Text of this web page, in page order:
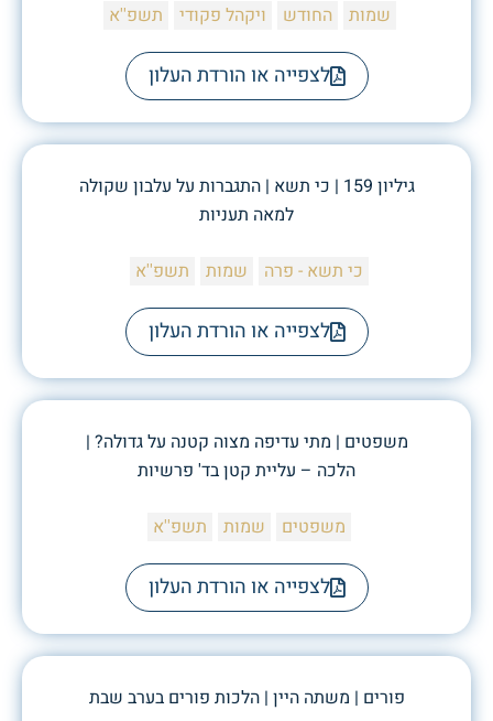
שמות החודש ויקהל פקודי תשפ''א
לצפייה או הורדת העלון
גיליון 159 | כי תשא | התגברות על עלבון שקולה
למאה תעניות
כי תשא - פרה שמות תשפ''א
לצפייה או הורדת העלון
משפטים | מתי עדיפה מצוה קטנה על גדולה? |
הלכה – עליית קטן בד' פרשיות
משפטים שמות תשפ''א
לצפייה או הורדת העלון
פורים | משתה היין | הלכות פורים בערב שבת